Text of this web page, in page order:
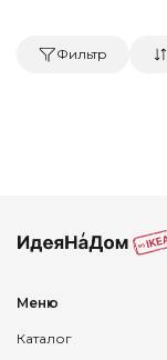
Фильтр
Меню
Каталог